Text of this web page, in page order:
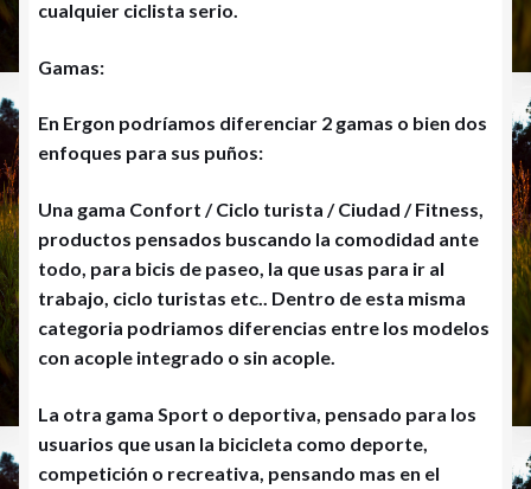
cualquier ciclista serio.
Gamas:
En Ergon podríamos diferenciar 2 gamas o bien dos
enfoques para sus puños:
Una gama Confort / Ciclo turista / Ciudad / Fitness,
productos pensados buscando la comodidad ante
todo, para bicis de paseo, la que usas para ir al
trabajo, ciclo turistas etc.. Dentro de esta misma
categoria podriamos diferencias entre los modelos
con acople integrado o sin acople.
La otra gama Sport o deportiva, pensado para los
usuarios que usan la bicicleta como deporte,
competición o recreativa, pensando mas en el